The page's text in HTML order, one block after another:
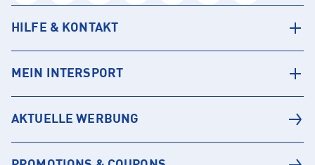
HILFE & KONTAKT
MEIN INTERSPORT
AKTUELLE WERBUNG